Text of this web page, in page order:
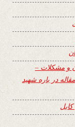
و مشکلات –
در باره شهید